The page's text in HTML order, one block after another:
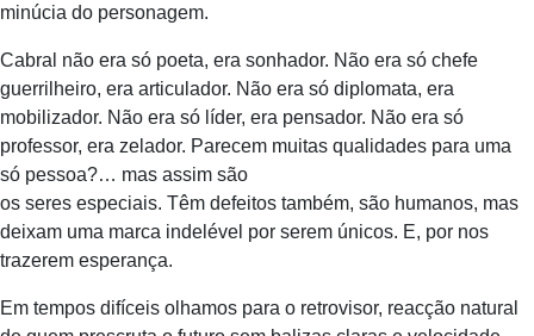
minúcia do personagem.
Cabral não era só poeta, era sonhador. Não era só chefe
guerrilheiro, era articulador. Não era só diplomata, era
mobilizador. Não era só líder, era pensador. Não era só
professor, era zelador. Parecem muitas qualidades para uma
só pessoa?… mas assim são
os seres especiais. Têm defeitos também, são humanos, mas
deixam uma marca indelével por serem únicos. E, por nos
trazerem esperança.
Em tempos difíceis olhamos para o retrovisor, reacção natural